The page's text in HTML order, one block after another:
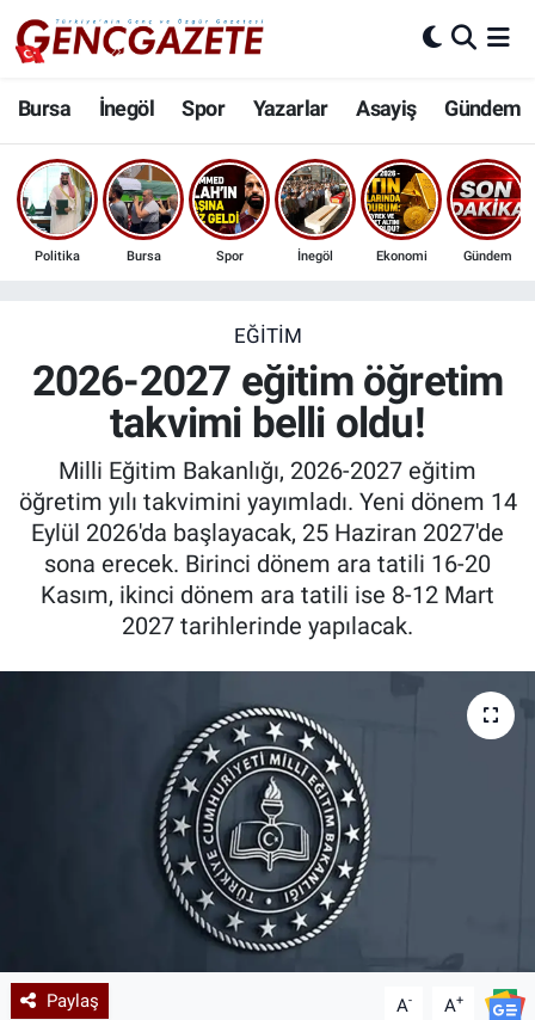
Bursa İnegöl Spor Yazarlar Asayiş Gündem
Politika Bursa Spor İnegöl Ekonomi Gündem
EĞITIM
2026-2027 eğitim öğretim
takvimi belli oldu!
Milli Eğitim Bakanlığı, 2026-2027 eğitim
öğretim yılı takvimini yayımladı. Yeni dönem 14
Eylül 2026'da başlayacak, 25 Haziran 2027'de
sona erecek. Birinci dönem ara tatili 16-20
Kasım, ikinci dönem ara tatili ise 8-12 Mart
2027 tarihlerinde yapılacak.
Paylaş A- A+
Bursa
İnegöl
3.SAYFA
Ekonomi
Güncel
İnanç
Kadın & Aile
Kültür & Sanat
Nöbetçi Eczaneler
Hava Durumu
Trafik Durumu
Son Dakika Haberleri
Haber Arşivi